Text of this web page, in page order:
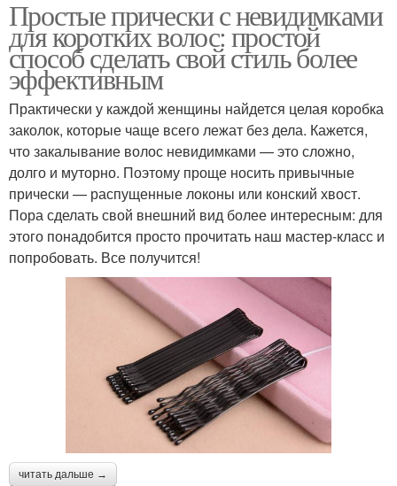
Простые прически с невидимками
для коротких волос: простой
способ сделать свой стиль более
эффективным
Практически у каждой женщины найдется целая коробка
заколок, которые чаще всего лежат без дела. Кажется,
что закалывание волос невидимками — это сложно,
долго и муторно. Поэтому проще носить привычные
прически — распущенные локоны или конский хвост.
Пора сделать свой внешний вид более интересным: для
этого понадобится просто прочитать наш мастер-класс и
попробовать. Все получится!
читать дальше →